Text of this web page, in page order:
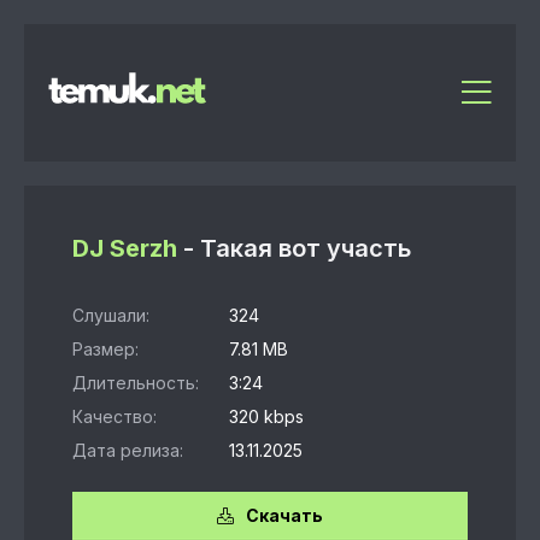
DJ Serzh - Такая вот участь
Слушали:
324
Размер:
7.81 MB
Длительность:
3:24
Качество:
320 kbps
Дата релиза:
13.11.2025
Скачать